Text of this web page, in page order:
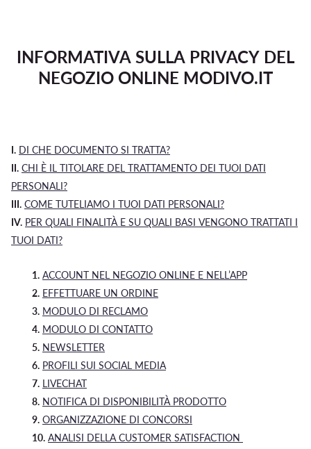
INFORMATIVA SULLA PRIVACY DEL
NEGOZIO ONLINE MODIVO.IT
I. DI CHE DOCUMENTO SI TRATTA?
II. CHI È IL TITOLARE DEL TRATTAMENTO DEI TUOI DATI
PERSONALI?
III. COME TUTELIAMO I TUOI DATI PERSONALI?
IV. PER QUALI FINALITÀ E SU QUALI BASI VENGONO TRATTATI I
TUOI DATI?
1. ACCOUNT NEL NEGOZIO ONLINE E NELL’APP
2. EFFETTUARE UN ORDINE
3. MODULO DI RECLAMO
4. MODULO DI CONTATTO
5. NEWSLETTER
6. PROFILI SUI SOCIAL MEDIA
7. LIVECHAT
8. NOTIFICA DI DISPONIBILITÀ PRODOTTO
9. ORGANIZZAZIONE DI CONCORSI
10. ANALISI DELLA CUSTOMER SATISFACTION